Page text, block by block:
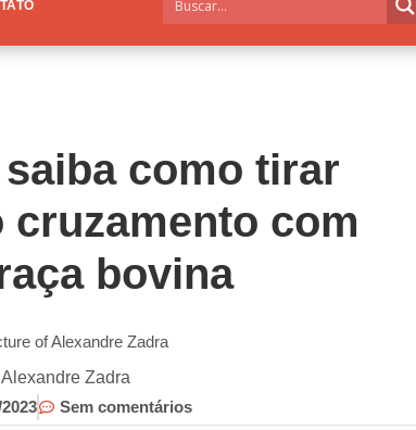
como tirar
cruzamento com
bovina
Alexandre Zadra
Sem comentários